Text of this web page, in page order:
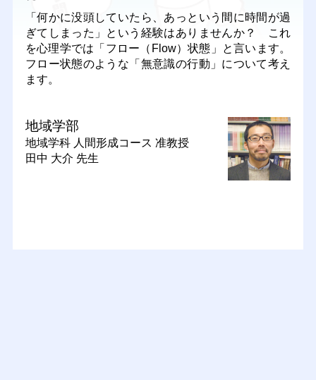
「何かに没頭していたら、あっという間に時間が過
ぎてしまった」という経験はありませんか？ これ
を心理学では「フロー（Flow）状態」と言います。
フロー状態のような「無意識の行動」について考え
ます。
地域学部
地域学科 人間形成コース 准教授
田中 大介 先生